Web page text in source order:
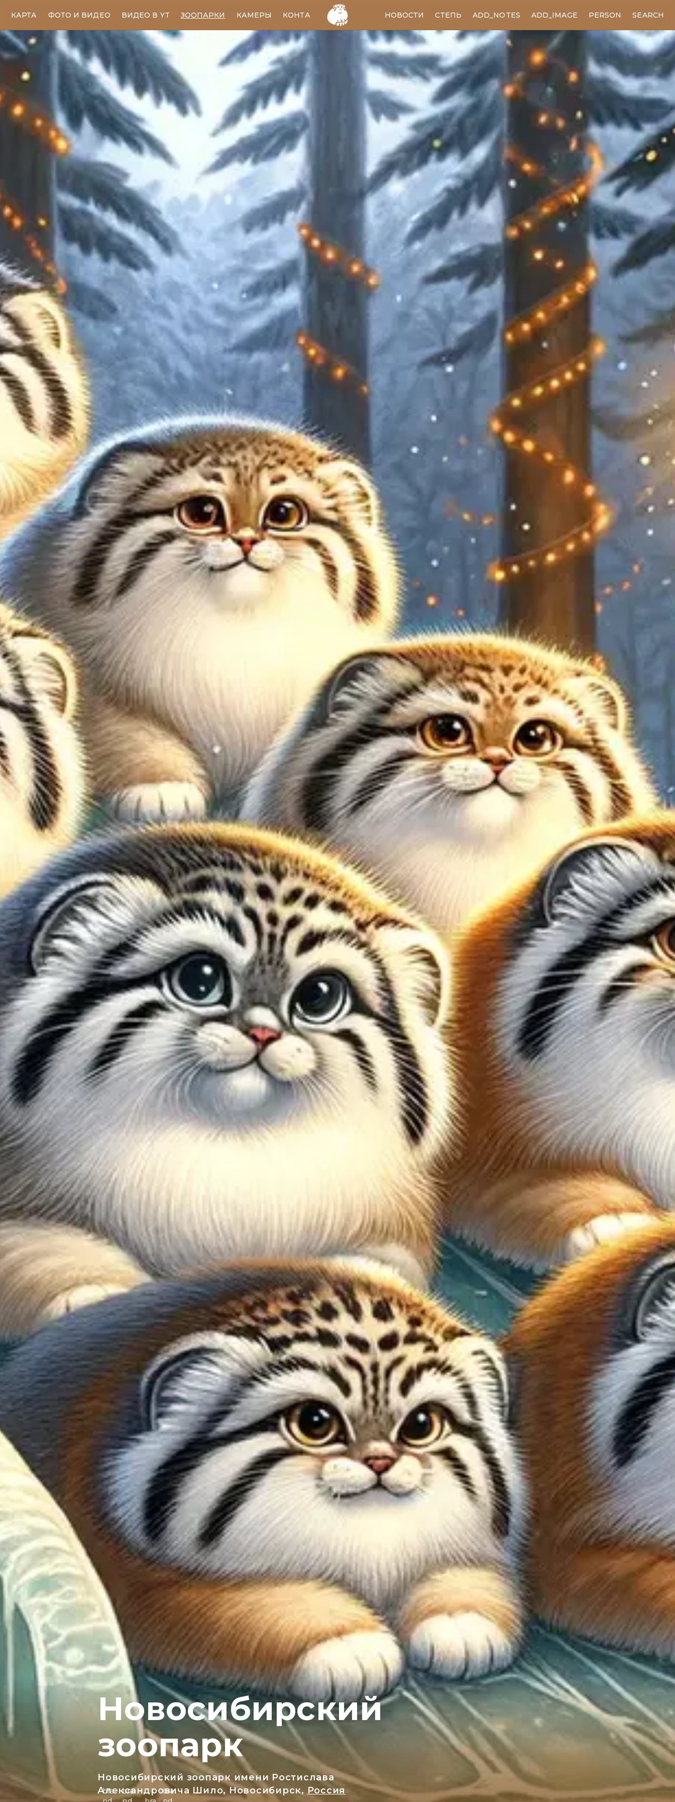
КАРТА ФОТО И ВИДЕО ВИДЕО В YT ЗООПАРКИ КАМЕРЫ КОНТАКТЫ EN НОВОСТИ СТЕПЬ ADD_NOTES ADD_IMAGE PERSON SEARCH
Новосибирский
зоопарк
Новосибирский зоопарк имени Ростислава
Александровича Шило, Новосибирск, Россия
bra
bra
bra